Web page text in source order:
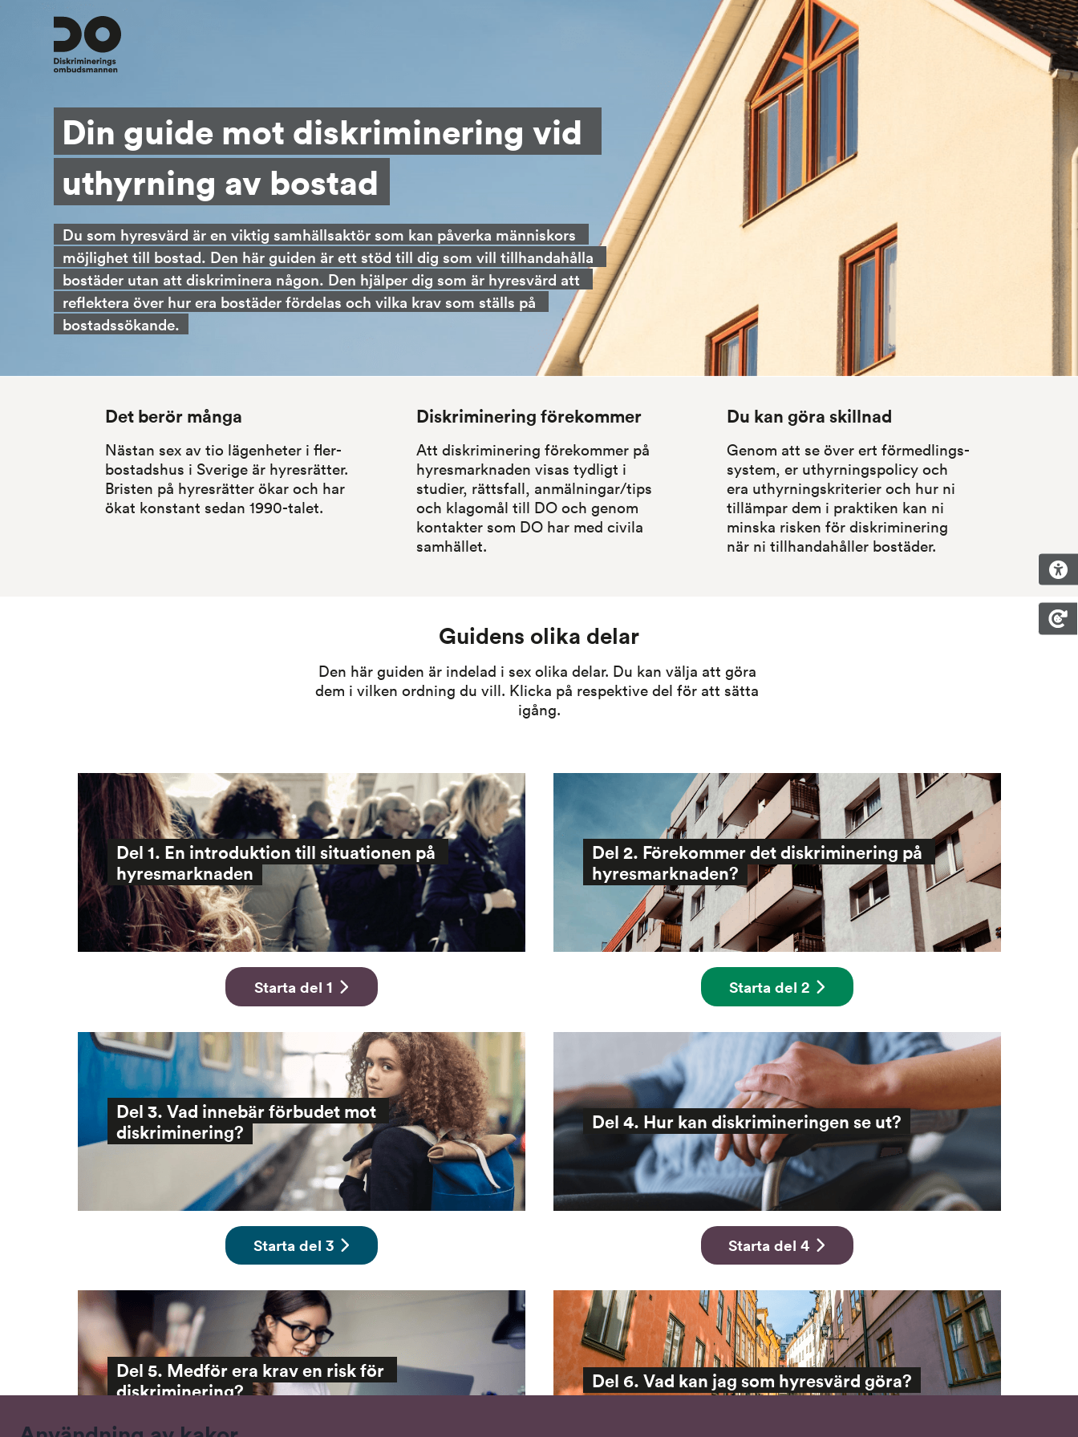
Din guide mot diskriminering vid
uthyrning av bostad
Du som hyresvärd är en viktig samhällsaktör som kan påverka människors
möjlighet till bostad. Den här guiden är ett stöd till dig som vill tillhandahålla
bostäder utan att diskriminera någon. Den hjälper dig som är hyresvärd att
reflektera över hur era bostäder fördelas och vilka krav som ställs på
bostadssökande.
Det berör många
Nästan sex av tio lägenheter i fler­
bostadshus i Sverige är hyresrätter.
Bristen på hyresrätter ökar och har
ökat konstant sedan 1990-talet.
Diskriminering förekommer
Att diskriminering förekommer på
hyres­marknaden visas tydligt i
studier, rättsfall, anmälningar/tips
och klagomål till DO och genom
kontakter som DO har med civila
samhället.
Du kan göra skillnad
Genom att se över ert förmedlings­
system, er uthyrnings­policy och
era uthyrnings­kriterier och hur ni
tillämpar dem i praktiken kan ni
minska risken för diskriminering
när ni tillhandahåller bostäder.
Guidens olika delar
Den här guiden är indelad i sex olika delar. Du kan välja att göra
dem i vilken ordning du vill. Klicka på respektive del för att sätta
igång.
Del 1. En introduktion till situationen på
hyresmarknaden
Starta del 1
Del 2. Förekommer det diskriminering på
hyresmarknaden?
Starta del 2
Del 3. Vad innebär förbudet mot
diskriminering?
Starta del 3
Del 4. Hur kan diskrimineringen se ut?
Starta del 4
Del 5. Medför era krav en risk för
diskriminering?
Del 6. Vad kan jag som hyresvärd göra?